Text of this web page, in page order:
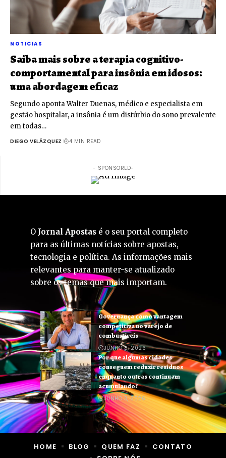
NOTICIAS
Saiba mais sobre a terapia cognitivo-
comportamental para insônia em idosos:
uma abordagem eficaz
Segundo aponta Walter Duenas, médico e especialista em
gestão hospitalar, a insônia é um distúrbio do sono prevalente
em todas…
DIEGO VELÁZQUEZ 4 MIN READ
- SPONSORED-
O Jornal Apostas é o seu portal completo
para as últimas notícias sobre apostas,
tecnologia e política. As informações mais
relevantes para manter-se atualizado
sobre os temas que mais importam.
Governança como vantagem
competitiva no varejo de
combustíveis
JUNHO 8, 2026
Por que algumas cidades
conseguem reduzir resíduos
enquanto outras continuam
acumulando?
JUNHO 3, 2026
HOME BLOG QUEM FAZ
CONTATO